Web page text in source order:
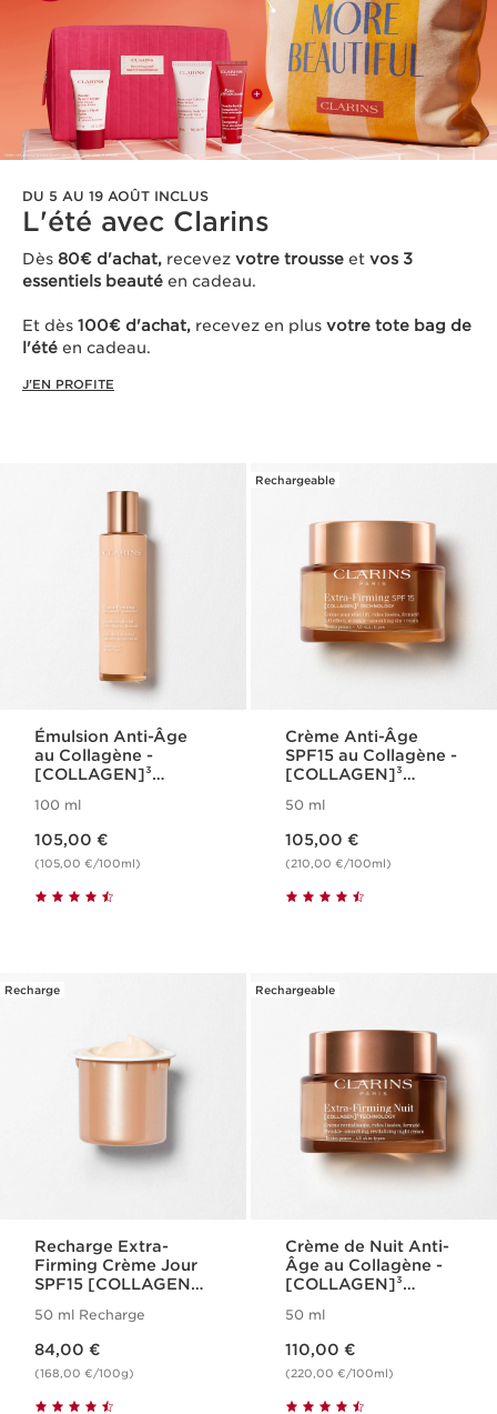
DU 5 AU 19 AOÛT INCLUS
L'été avec Clarins ​
Dès 80€ d'achat, recevez votre trousse et vos 3
essentiels beauté en cadeau​.
Et dès 100€ d'achat, recevez en plus votre tote bag de
l'été en cadeau.
J'EN PROFITE
Émulsion Anti-Âge
au Collagène -
[COLLAGEN]³
Firming
100 ml
105,00 €
(105,00 €/100ml)
Rechargeable
Crème Anti-Âge
SPF15 au Collagène -
[COLLAGEN]³
Firming
50 ml
105,00 €
(210,00 €/100ml)
Recharge
Recharge Extra-
Firming Crème Jour
SPF15 [COLLAGEN]³
50 ml Recharge
84,00 €
(168,00 €/100g)
Rechargeable
Crème de Nuit Anti-
Âge au Collagène -
[COLLAGEN]³
Firming
50 ml
110,00 €
(220,00 €/100ml)